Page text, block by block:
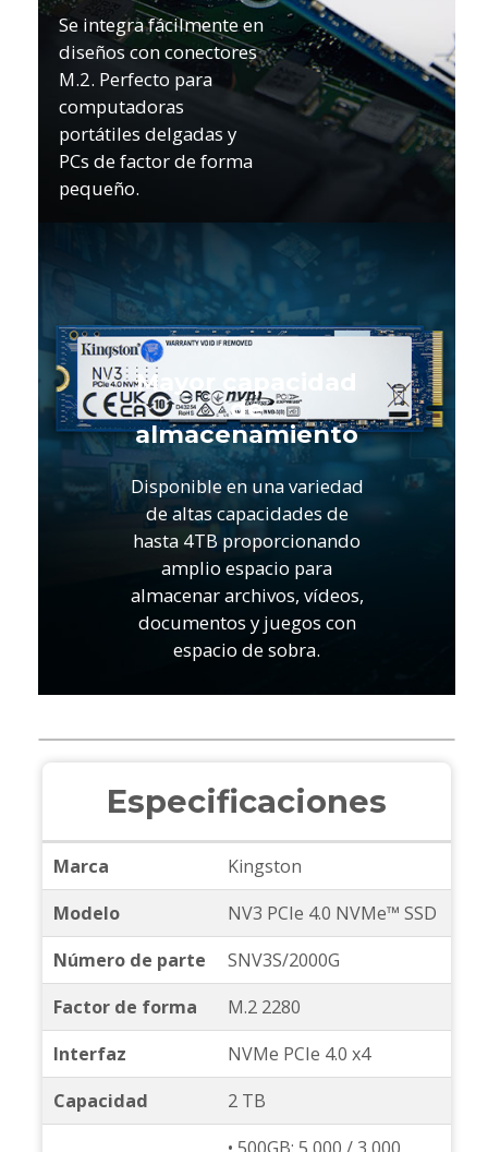
Se integra fácilmente en
diseños con conectores
M.2. Perfecto para
computadoras
portátiles delgadas y
PCs de factor de forma
pequeño.
Mayor capacidad
de
almacenamiento
Disponible en una variedad
de altas capacidades de
hasta 4TB proporcionando
amplio espacio para
almacenar archivos, vídeos,
documentos y juegos con
espacio de sobra.
Especificaciones
Marca
Kingston
Modelo
NV3 PCIe 4.0 NVMe™ SSD
Número de parte
SNV3S/2000G
Factor de forma
M.2 2280
Interfaz
NVMe PCIe 4.0 x4
Capacidad
2 TB
• 500GB: 5,000 / 3,000